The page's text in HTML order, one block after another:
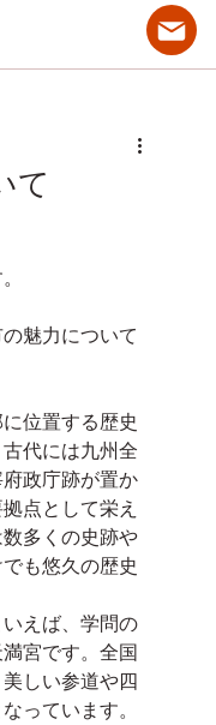
て
魅力について
位置する歴史
代には九州全
政庁跡が置か
点として栄え
多くの史跡や
も悠久の歴史
えば、学問の
宮です。全国
しい参道や四
っています。